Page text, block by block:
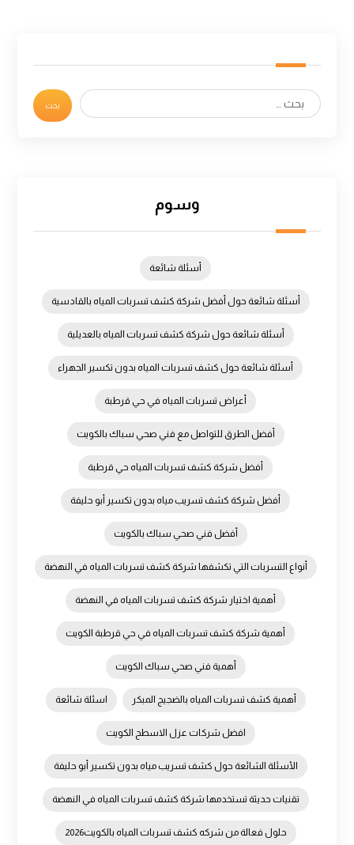
وسوم
أسئلة شائعة
أسئلة شائعة حول أفضل شركة كشف تسربات المياه بالقادسية
أسئلة شائعة حول شركة كشف تسربات المياه بالعديلية
أسئلة شائعة حول كشف تسربات المياه بدون تكسير الجهراء
أعراض تسربات المياه في حي قرطبة
أفضل الطرق للتواصل مع فني صحي سباك بالكويت
أفضل شركة كشف تسربات المياه حي قرطبة
أفضل شركة كشف تسريب مياه بدون تكسير أبو حليفة
أفضل فني صحي سباك بالكويت
أنواع التسربات التي تكشفها شركة كشف تسربات المياه في النهضة
أهمية اختيار شركة كشف تسربات المياه في النهضة
أهمية شركة كشف تسربات المياه في حي قرطبة الكويت
أهمية فني صحي سباك الكويت
أهمية كشف تسربات المياه بالضجيج المبكر اسئلة شائعة
افضل شركات عزل الاسطح الكويت
الأسئلة الشائعة حول كشف تسريب مياه بدون تكسير أبو حليفة
تقنيات حديثة تستخدمها شركة كشف تسربات المياه في النهضة
حلول فعالة من شركه كشف تسربات المياه بالكويت2026